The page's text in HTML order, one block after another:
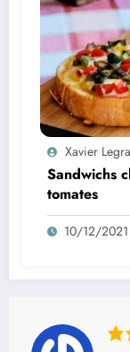
Xavier
Sandwichs
tomates
10/12/2021